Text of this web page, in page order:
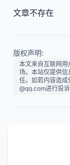
文章不存在
版权声明:
本文来自互联网
场。本站仅提供
任。如若内容造
@qq.com进行投